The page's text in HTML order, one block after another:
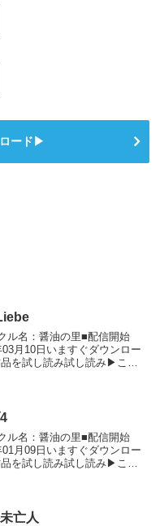
ード▶
ル名：醤油の里■配信開始
03月10日いますぐダウンロー
を試し読み試し読み▶この
ル名：醤油の里■配信開始
01月09日いますぐダウンロー
を試し読み試し読み▶この
亡人